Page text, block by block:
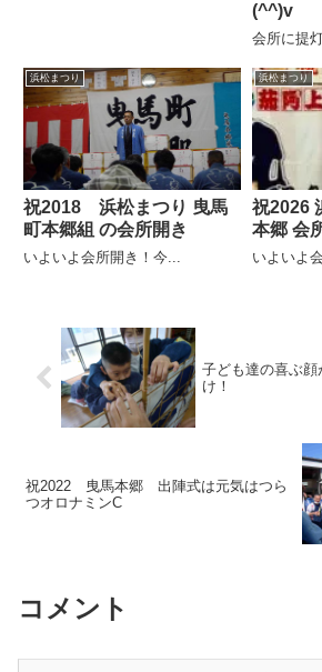
(^^)v
会所に提
浜松まつり
祝2018 浜松まつり 曳馬
町本郷組 の会所開き
いよいよ会所開き！今...
浜松まつり
祝2026
本郷 会
いよいよ
子ども達の喜ぶ
け！
祝2022 曳馬本郷 出陣式は元気はつら
つオロナミンC
コメント